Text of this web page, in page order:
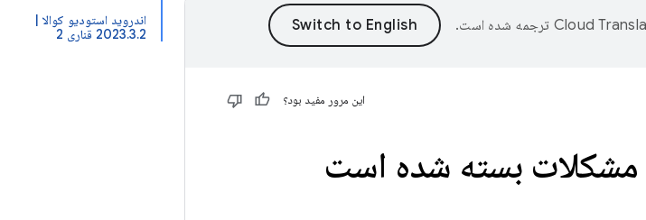
اندروید استودیو کوالا |
2023.3.2 قناری 2
ترجمه شده است.
این مرور مفید بود؟